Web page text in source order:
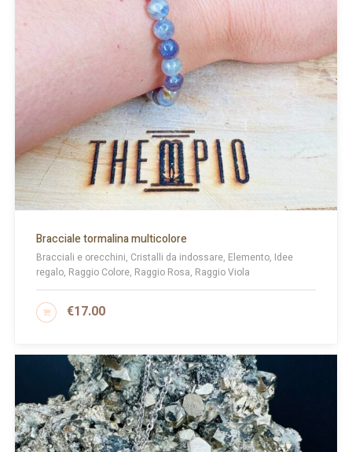
Bracciale tormalina multicolore
Bracciali e orecchini, Cristalli da indossare, Elemento, Idee
regalo, Raggio Colore, Raggio Rosa, Raggio Viola
€17.00
AGGIUNGI AL CARRELLO